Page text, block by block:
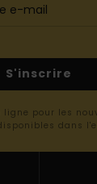
S'inscrire
ligne pour les
dans